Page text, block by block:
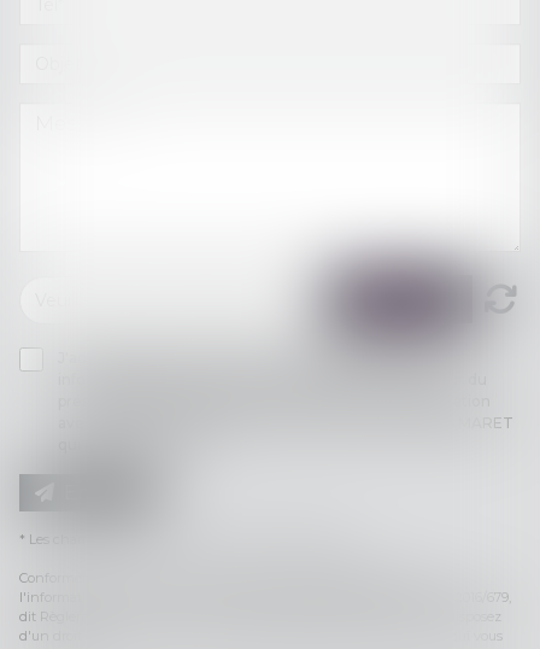
avec SCM 15 LA REYNIE et/ou Maître Charlotte DUBOIS MARET
* Les champs suivis d'un astérisque sont obligatoires.
Conformément à la loi n°78-17 du 6 janvier 1978 modifiée relative à
l'informatique, aux fichiers et aux libertés, et au règlement européen 2016/679,
dit Règlement Général sur la Protection des Données (RGPD), vous disposez
d'un droit d'accès, de rectification, de suppression des informations qui vous